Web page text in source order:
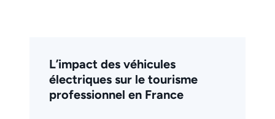
L’impact des véhicules
électriques sur le tourisme
professionnel en France